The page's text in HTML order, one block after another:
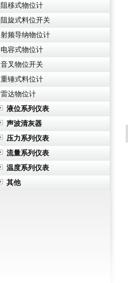
阻移式物位计
阻旋式料位开关
射频导纳物位计
电容式物位计
音叉物位开关
重锤式料位计
雷达物位计
液位系列仪表
声波清灰器
压力系列仪表
流量系列仪表
温度系列仪表
其他